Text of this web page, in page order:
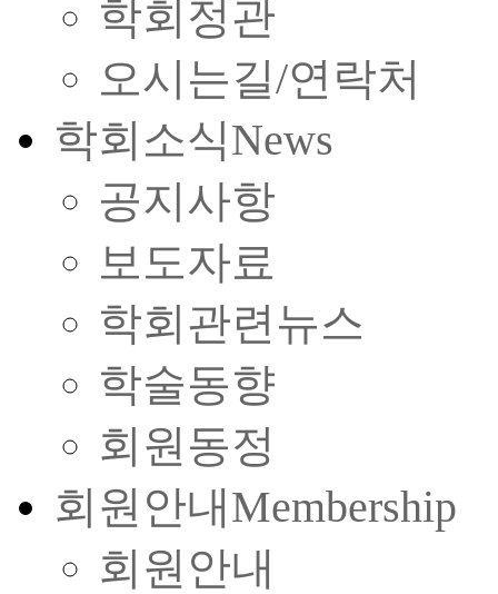
학회정관
오시는길/연락처
학회소식News
공지사항
보도자료
학회관련뉴스
학술동향
회원동정
회원안내Membership
회원안내